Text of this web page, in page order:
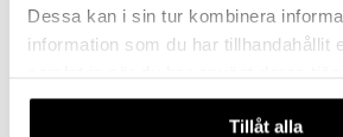
Dessa kan i sin tur kombinera
information som du har tillhandahållit
våra cookies vid fortsatt användande
Tillåt alla